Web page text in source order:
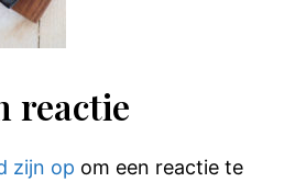
reactie
zijn op om een reactie te